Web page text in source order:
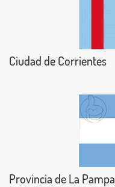
Ciudad de Corrientes
Provincia de La Pampa